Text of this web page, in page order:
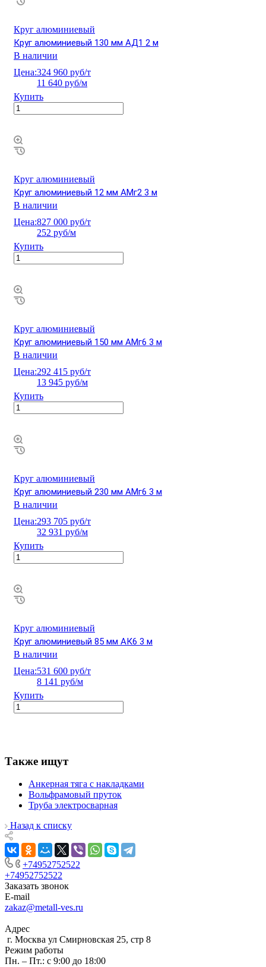
Круг алюминиевый
Круг алюминиевый 130 мм АД1 2 м
В наличии
Цена:324 960 руб/т
11 640 руб/м
Купить
Круг алюминиевый
Круг алюминиевый 12 мм АМг2 3 м
В наличии
Цена:827 000 руб/т
252 руб/м
Купить
Круг алюминиевый
Круг алюминиевый 150 мм АМг6 3 м
В наличии
Цена:292 415 руб/т
13 945 руб/м
Купить
Круг алюминиевый
Круг алюминиевый 230 мм АМг6 3 м
В наличии
Цена:293 705 руб/т
32 931 руб/м
Купить
Круг алюминиевый
Круг алюминиевый 85 мм АК6 3 м
В наличии
Цена:531 600 руб/т
8 141 руб/м
Купить
Также ищут
Анкерная тяга с накладками
Вольфрамовый пруток
Труба электросварная
Назад к списку
+74952752522
+74952752522
Заказать звонок
E-mail
zakaz@metall-ves.ru
Адрес
г. Москва ул Смирновская 25, стр 8
Режим работы
Пн. – Пт.: с 9:00 до 18:00